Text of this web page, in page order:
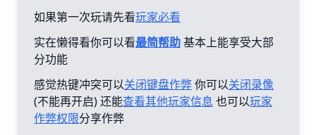
如果第一次玩请先看玩家必看
实在懒得看你可以看最简帮助基本上能享受大部
分功能
感觉热键冲突可以关闭键盘作弊你可以关闭录像
(不能再开启) 还能查看其他玩家信息 也可以玩家
作弊权限分享作弊